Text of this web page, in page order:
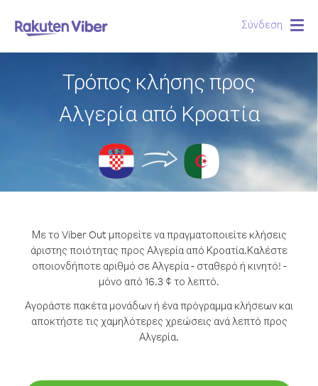
Σύνδεση
Τρόπος κλήσης προς
Αλγερία από Κροατία
Με το Viber Out μπορείτε να πραγματοποιείτε κλήσεις
άριστης ποιότητας προς Αλγερία από Κροατία.Καλέστε
οποιονδήποτε αριθμό σε Αλγερία - σταθερό ή κινητό! -
μόνο από 16.3 ¢ το λεπτό.
Αγοράστε πακέτα μονάδων ή ένα πρόγραμμα κλήσεων και
αποκτήστε τις χαμηλότερες χρεώσεις ανά λεπτό προς
Αλγερία.